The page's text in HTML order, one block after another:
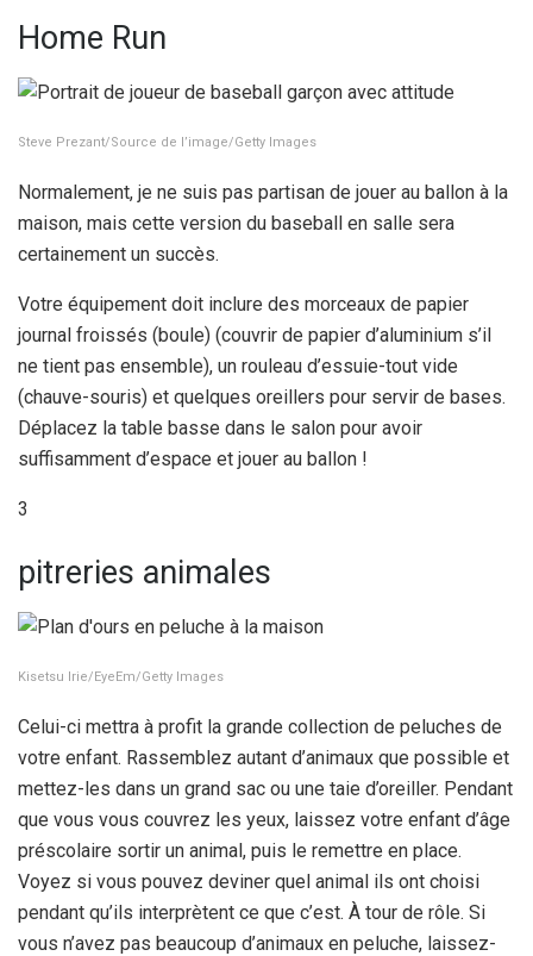
Home Run
Steve Prezant/Source de l’image/Getty Images
Normalement, je ne suis pas partisan de jouer au ballon à la
maison, mais cette version du baseball en salle sera
certainement un succès.
Votre équipement doit inclure des morceaux de papier
journal froissés (boule) (couvrir de papier d’aluminium s’il
ne tient pas ensemble), un rouleau d’essuie-tout vide
(chauve-souris) et quelques oreillers pour servir de bases.
Déplacez la table basse dans le salon pour avoir
suffisamment d’espace et jouer au ballon !
3
pitreries animales
Kisetsu Irie/EyeEm/Getty Images
Celui-ci mettra à profit la grande collection de peluches de
votre enfant. Rassemblez autant d’animaux que possible et
mettez-les dans un grand sac ou une taie d’oreiller. Pendant
que vous vous couvrez les yeux, laissez votre enfant d’âge
préscolaire sortir un animal, puis le remettre en place.
Voyez si vous pouvez deviner quel animal ils ont choisi
pendant qu’ils interprètent ce que c’est. À tour de rôle. Si
vous n’avez pas beaucoup d’animaux en peluche, laissez-